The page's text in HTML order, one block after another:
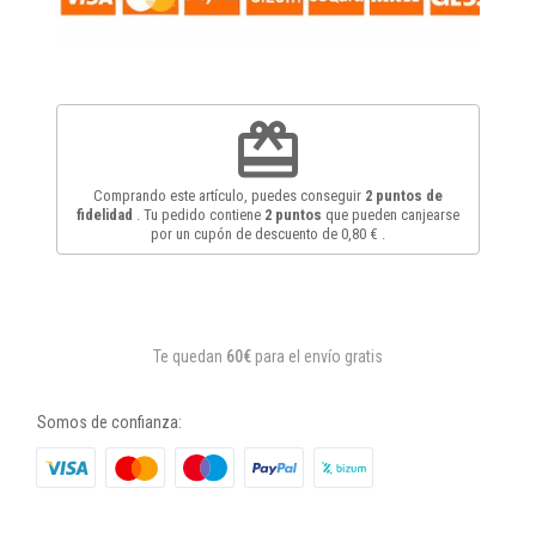
redeem
Comprando este artículo, puedes conseguir 2 puntos de
fidelidad
. Tu pedido contiene 2 puntos que pueden canjearse
por un cupón de descuento de 0,80 €
Te quedan 60€ para el envío gratis
Somos de confianza: